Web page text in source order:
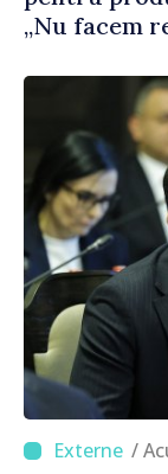
„Nu facem
/